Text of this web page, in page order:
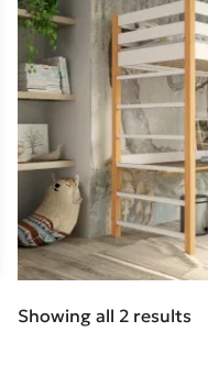
Showing all 2 results